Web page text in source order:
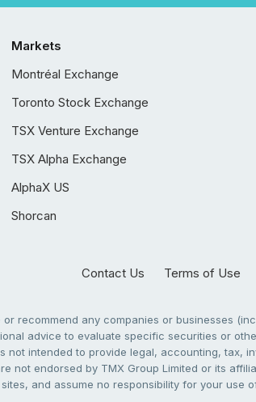
Markets
Montréal Exchange
Toronto Stock Exchange
TSX Venture Exchange
TSX Alpha Exchange
AlphaX US
Shorcan
Contact Us Terms of Use
recommend any companies or businesses
advice to evaluate specific securities or
not intended to provide legal, accounting,
not endorsed by TMX Group Limited or its
and assume no responsibility for your use